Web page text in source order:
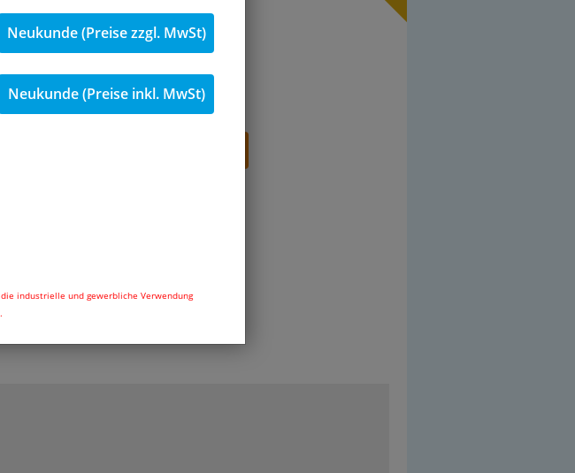
Neukunde (Preise zzgl. MwSt)
Neukunde (Preise inkl. MwSt)
industrielle und gewerbliche Verwendung
Menge Stk.